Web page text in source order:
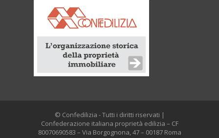
© Confedilizia - Tutti i diritti riservati |
Confederazione italiana proprietà edilizia – CF
80070690583 – Via Borgognona, 47 – 00187 Roma